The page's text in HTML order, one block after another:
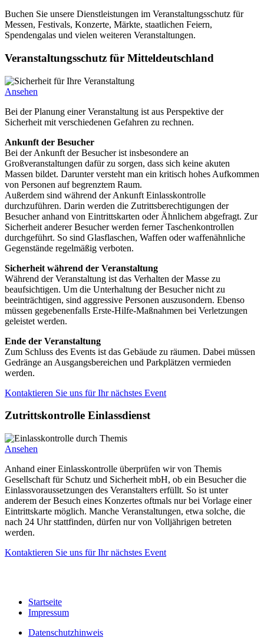
Buchen Sie unsere Dienstleistungen im Veranstaltungsschutz für
Messen, Festivals, Konzerte, Märkte, staatlichen Feiern,
Spendengalas und vielen weiteren Veranstaltungen.
Veranstaltungsschutz für Mitteldeutschland
Ansehen
Bei der Planung einer Veranstaltung ist aus Perspektive der
Sicherheit mit verschiedenen Gefahren zu rechnen.
Ankunft der Besucher
Bei der Ankunft der Besucher ist insbesondere an
Großveranstaltungen dafür zu sorgen, dass sich keine akuten
Massen bildet. Darunter versteht man ein kritisch hohes Aufkommen
von Personen auf begrenztem Raum.
Außerdem sind während der Ankunft Einlasskontrolle
durchzuführen. Darin werden die Zutrittsberechtigungen der
Besucher anhand von Eintrittskarten oder Ähnlichem abgefragt. Zur
Sicherheit anderer Besucher werden ferner Taschenkontrollen
durchgeführt. So sind Glasflaschen, Waffen oder waffenähnliche
Gegenstände regelmäßig verboten.
Sicherheit während der Veranstaltung
Während der Veranstaltung ist das Verhalten der Masse zu
beaufsichtigen. Um die Unterhaltung der Besucher nicht zu
beeinträchtigen, sind aggressive Personen auszusondern. Ebenso
müssen gegebenenfalls Erste-Hilfe-Maßnahmen bei Verletzungen
geleistet werden.
Ende der Veranstaltung
Zum Schluss des Events ist das Gebäude zu räumen. Dabei müssen
Gedränge an Ausgangsbereichen und Parkplätzen vermieden
werden.
Kontaktieren Sie uns für Ihr nächstes Event
Zutrittskontrolle Einlassdienst
Ansehen
Anhand einer Einlasskontrolle überprüfen wir von Themis
Gesellschaft für Schutz und Sicherheit mbH, ob ein Besucher die
Einlassvoraussetzungen des Veranstalters erfüllt. So ist unter
anderem der Besuch eines Konzertes oftmals nur bei Vorlage einer
Eintrittskarte möglich. Manche Veranstaltungen, etwa solche, die
nach 24 Uhr stattfinden, dürfen nur von Volljährigen betreten
werden.
Kontaktieren Sie uns für Ihr nächstes Event
Startseite
Impressum
Datenschutzhinweis